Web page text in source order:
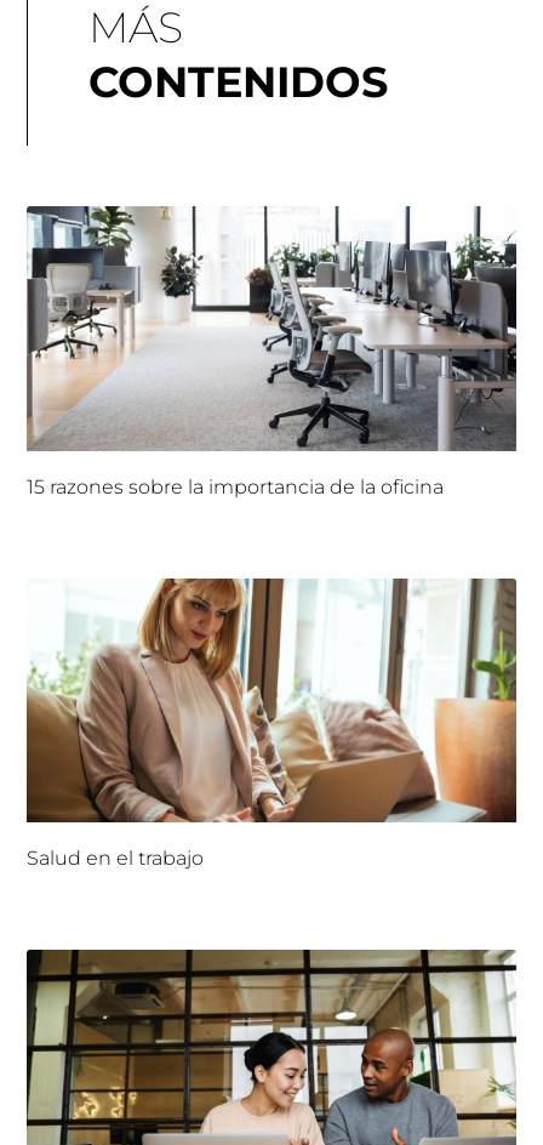
MÁS
CONTENIDOS
15 razones sobre la importancia de la oficina
Salud en el trabajo